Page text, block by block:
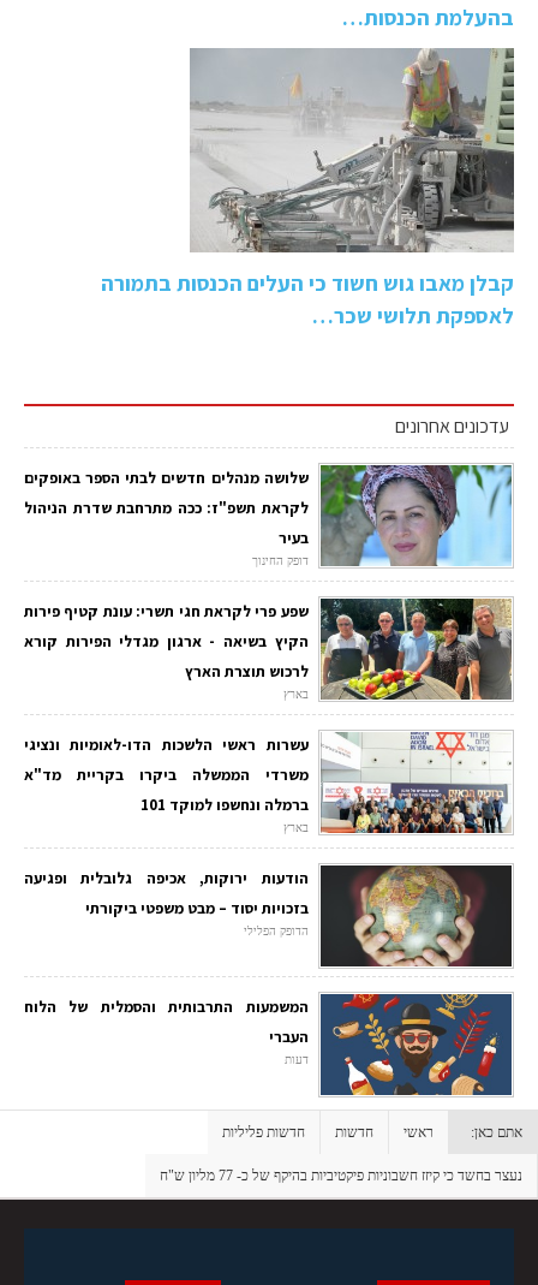
בהעלמת הכנסות…
קבלן מאבו גוש חשוד כי העלים הכנסות בתמורה
לאספקת תלושי שכר…
עדכונים אחרונים
שלושה מנהלים חדשים לבתי הספר באופקים
לקראת תשפ"ז: ככה מתרחבת שדרת הניהול
בעיר
דופק החינוך
שפע פרי לקראת חגי תשרי: עונת קטיף פירות
הקיץ בשיאה - ארגון מגדלי הפירות קורא
לרכוש תוצרת הארץ
בארץ
עשרות ראשי הלשכות הדו-לאומיות ונציגי
משרדי הממשלה ביקרו בקריית מד"א
ברמלה ונחשפו למוקד 101
בארץ
הודעות ירוקות, אכיפה גלובלית ופגיעה
בזכויות יסוד – מבט משפטי ביקורתי
הדופק הפלילי
המשמעות התרבותית והסמלית של הלוח
העברי
דעות
אתם כאן: ראשי חדשות חדשות פליליות
נעצר בחשד כי קיזז חשבוניות פיקטיביות בהיקף של כ- 77 מליון ש"ח